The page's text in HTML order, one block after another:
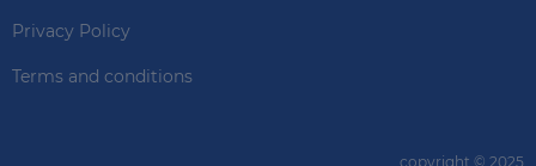
Privacy Policy
Terms and conditions
copyright © 2025